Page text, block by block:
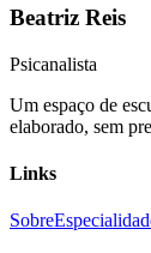
Beatriz Reis
Psicanalista
Um espaço de
elaborado, sem
Links
Sobre